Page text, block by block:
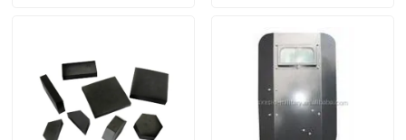
Over ons
Fabriekstocht